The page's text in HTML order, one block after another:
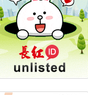
創新高 啟動興櫃轉上櫃
計畫
明緯企業:明緯永續科技
競賽 以電源驅動善的力
量
秀育企業:秀育SHO-U儲
能系統 獲國內首張CNS
認證
聯博投信:聯博00404A
從容擁抱台股主流